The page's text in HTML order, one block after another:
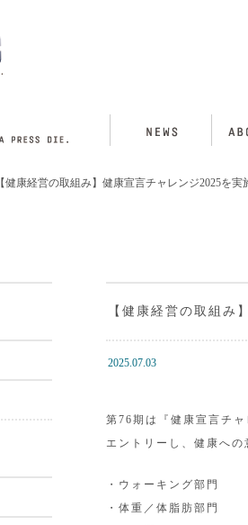
【健康経営の取組み】健康宣言チャレンジ2025を実
【健康経営の取組み
2025.07.03
第76期は『健康宣言チ
エントリーし、健康へ
・ウォーキング部門
・体重／体脂肪部門